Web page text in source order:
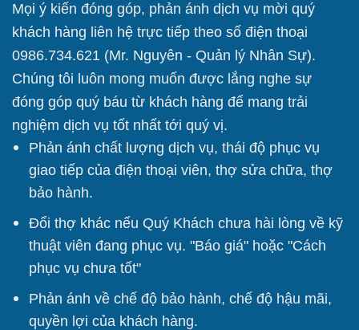
Mọi ý kiến đóng góp, phản ánh dịch vụ mời quý
khách hàng liên hệ trực tiếp theo số điện thoại
0986.734.621 (Mr. Nguyên - Quản lý Nhân Sự).
Chúng tôi luôn mong muốn được lắng nghe sự
đóng góp quý báu từ khách hàng để mang trải
nghiệm dịch vụ tốt nhất tới quý vị.
Phản ánh chất lượng dịch vụ, thái độ phục vụ
giao tiếp của điện thoại viên, thợ sửa chữa, thợ
bảo hành.
Đổi thợ khác nếu Quý Khách chưa hài lòng về kỹ
thuật viên đang phục vụ. "Báo giá" hoặc "Cách
phục vụ chưa tốt"
Phản ánh về chế độ bảo hành, chế độ hậu mãi,
quyền lợi của khách hàng.